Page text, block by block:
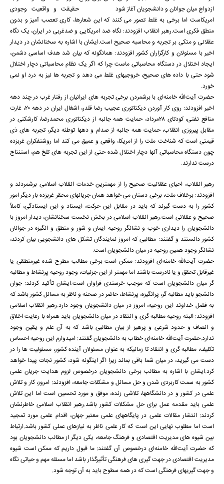
حقیقت و واقعیت وجودی
امریکاست اما برخی به غلط تصور می کنند که این شعارها، کاری تعصب آمیز و بدون
منطق فکری است.رهبر انقلاب افزودند: نگاه ضد امریکایی و ضدغربی در ایران، یک نگاه
عقلانی و متکی بر تجربه و محاسبه صحیح است.ایشان با اشاره به سخنانشان در دیدار
اخیر با مسئولان و کارگزاران کشور افزودند: همانگونه که بیان شد هدف اساسی دشمن،
ایجاد اختلال در دستگاه محاسباتی ماست چرا که اگر یک نظام محاسباتی دچار اختلال
شود حتی با داده های صحیح، خروجیهای غلط می دهد و تجربه ها نیز به درد او نمی
خورد.
حضرت آیت‌الله خامنه‌ای با برشمردن برخی تجربه های ایرانیان از رفتار غرب در چند دهه
اخیر افزودند: روی کار آوردن دیکتاتوری عجیب رضا قلدر، اشغال ایران در دهه ۲۰، غارت
منافع نفتی، کودتای ۲۸مرداد، حمایت همه جانبه از دیکتاتوری محمدرضا، کارشکنی در
مقابل پیروزی انقلاب، حمایت همه جانبه از صدام و دهها توطئه دیگر، تجربه های ذی
قیمتی است که شناخت ملت را از امریکا، واقعی و عمیق می کند اما روشنفکران غربزده
چون دستگاه محاسباتی آنها دچار اختلال شده حتی از این تجربه های تلخ هم، استنتاج
درست ندارند.
رهبر انقلاب، احیای عقلانیت صحیح را از مهمترین خدمات انقلاب اسلامی برشمردند و
افزودند: برخلاف ملت، برخی دستان می خواهد همان جریانهای محقر غربزده بار دیگر امور
کشور را به دست گیرند که باید در مقابل این حرکت، ایستاد و این ایستادگی، کاملاً
صحیح و عقلانی است.رهبر انقلاب اسلامی در بخش نخست سخنانشان، دیدار امروز با
دانشجویان را دیداری خوب و نشانگر روحیه ایمان و شور و منطق و انگیزه در جوانان
کشور دانستند و گفتند: مطالبی که امروز نمایندگان تشکل های دانشجویی بیان کردند،
نشانگر وجود همین روحیه در میان دانشجویان است.
حضرت آیت‌الله خامنه‌ای افزودند: ممکن است برخی مطالب مطرح شده غیرمنطقی یا
غیرقابل تحقق و یا نادرست باشند اما مهمتر از این جزئیات، وجود روحیه پرنشاط و مطالبه
گر میان دانشجویان است که موجب خرسندی فراوان است.ایشان تأکید کردند: جوان
دانشجو باید مطالبه گر، پرانگیزه، پرنشاط، حاضر در صحنه و ناظر به مسائل کشور باشد که
به فضل خداوند این روحیه، امروز در میان دانشجویان وجود دارد.رهبر انقلاب اسلامی
افزودند: البته روحیه مطالبه گری و انتقاد در میان دانشجویان باید همراه با رعایت اخلاق
و انصاف و حدود شرعی و پرهیز از بیان مطالبی باشد که به آن علم و یقین وجود
ندارد.حضرت آیت‌الله خامنه‌ای خطاب به دانشجویان گفتند: امیدوارم این روحیه احساس
تکلیف، مطالبه گری و انتقاد تا زمانیکه به عنوان مسئولان آینده کشور، مسئولیت ها را در
دست می گیرید، در میان شما باقی بماند زیرا اگر اینگونه شود، کشور نجات پیدا خواهد
کرد.ایشان با اشاره به مطالب برخی دانشجویان درخصوص لزوم هدایت جریان علمی
کشور به سمت کاربردی شدن و حل مسائل و مشکلات جامعه، افزودند: امروز، کار و تلاش
علمی در کشور و در دانشگاهها، تلاشی زنده، موفق و مورد تحسین است اما این تلاش
علمی باید مقدمه عمل برای حل مشکلات کشور باشد.رهبر انقلاب اسلامی خاطرنشان
کردند: انتشار مقالات علمی در پایگاههای علمی معتبر جهان، اقدام علمی مورد تمجید
است اما مطلوب نهایی این است که کار علمی ناظر به نیازهای عملی کشور باشد.ارتباط
بین شیوه های مدیریت اقتصادی و فرهنگ جامعه، یکی دیگر از مطالب دانشجویان بود
که حضرت آیت‌الله خامنه‌ای درخصوص آن گفتند: ما قبول داریم که ممکن است شیوه
مدیریت اقتصادی در جهت گیری های فرهنگی تأثیرگذار باشد اما مسئله مهم و حیاتی نگاه
و جهت گیریهای فرهنگی است که در همه سطوح باید به آن توجه شود.